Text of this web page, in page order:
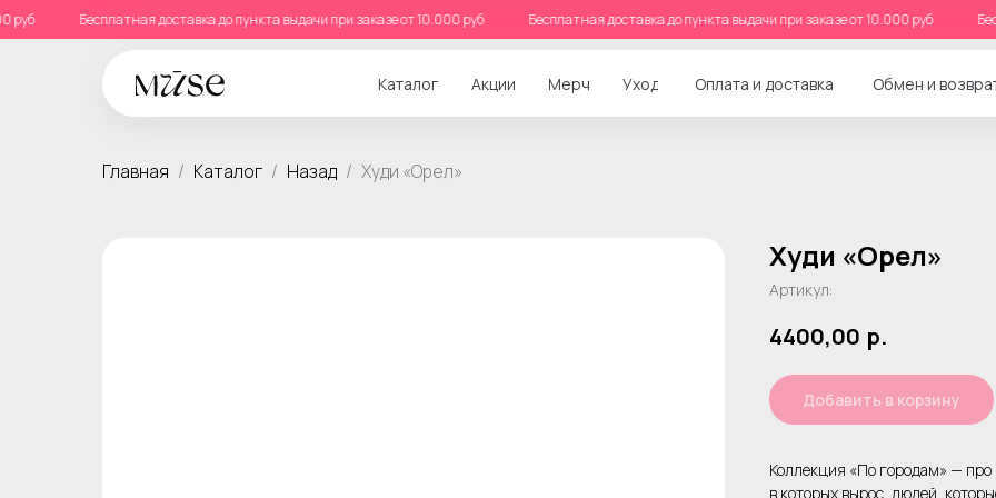
руб Бесплатная доставка до пункта выдачи при заказе от 10.000 руб Бесплатная доставка до пункта выдачи при заказе от 10.000 руб
Каталог Оплата и доставка Обмен и
Мерч
Акции Уход
Главная Каталог Назад Худи «Орел»
Худи «Орел»
Артикул:
4400,00 р.
Добавить в корзину
Коллекция «По городам» — про
в которых вырос, людей,